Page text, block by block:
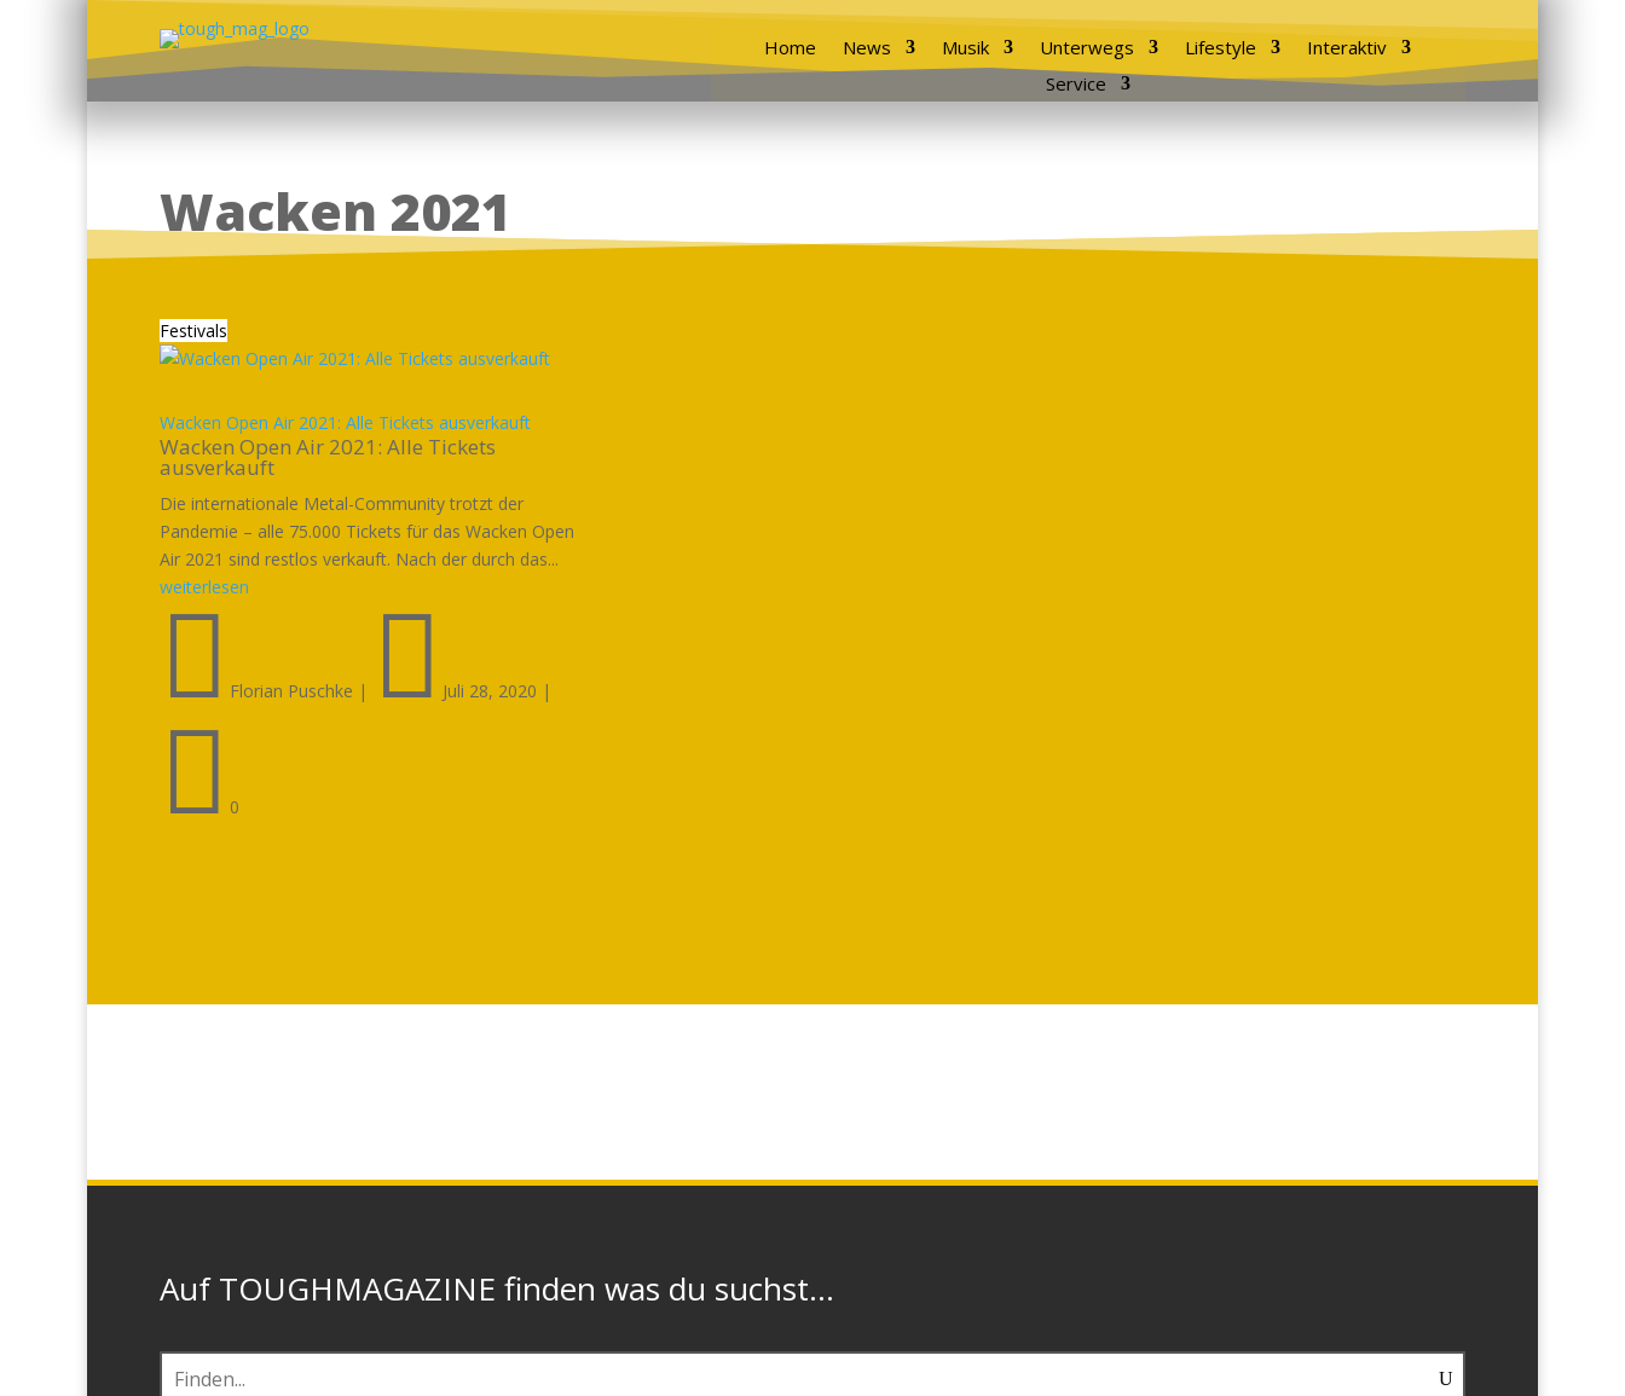
Home News Musik Unterwegs Lifestyle
Interaktiv
Service
Wacken 2021
Festivals
Wacken Open Air 2021: Alle Tickets ausverkauft
Wacken Open Air 2021: Alle Tickets
ausverkauft
Die internationale Metal-Community trotzt der
Pandemie – alle 75.000 Tickets für das Wacken Open
Air 2021 sind restlos verkauft. Nach der durch das...
weiterlesen
 Florian Puschke |  Juli 28, 2020 |
 0
Auf TOUGHMAGAZINE finden was du suchst...